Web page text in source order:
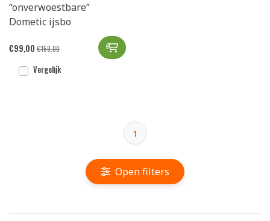
“onverwoestbare”
Dometic ijsbo
€99,00 €159,00 Dometic Cool-Ice WCI 22 Moss
Vergelijk
1
Open filters